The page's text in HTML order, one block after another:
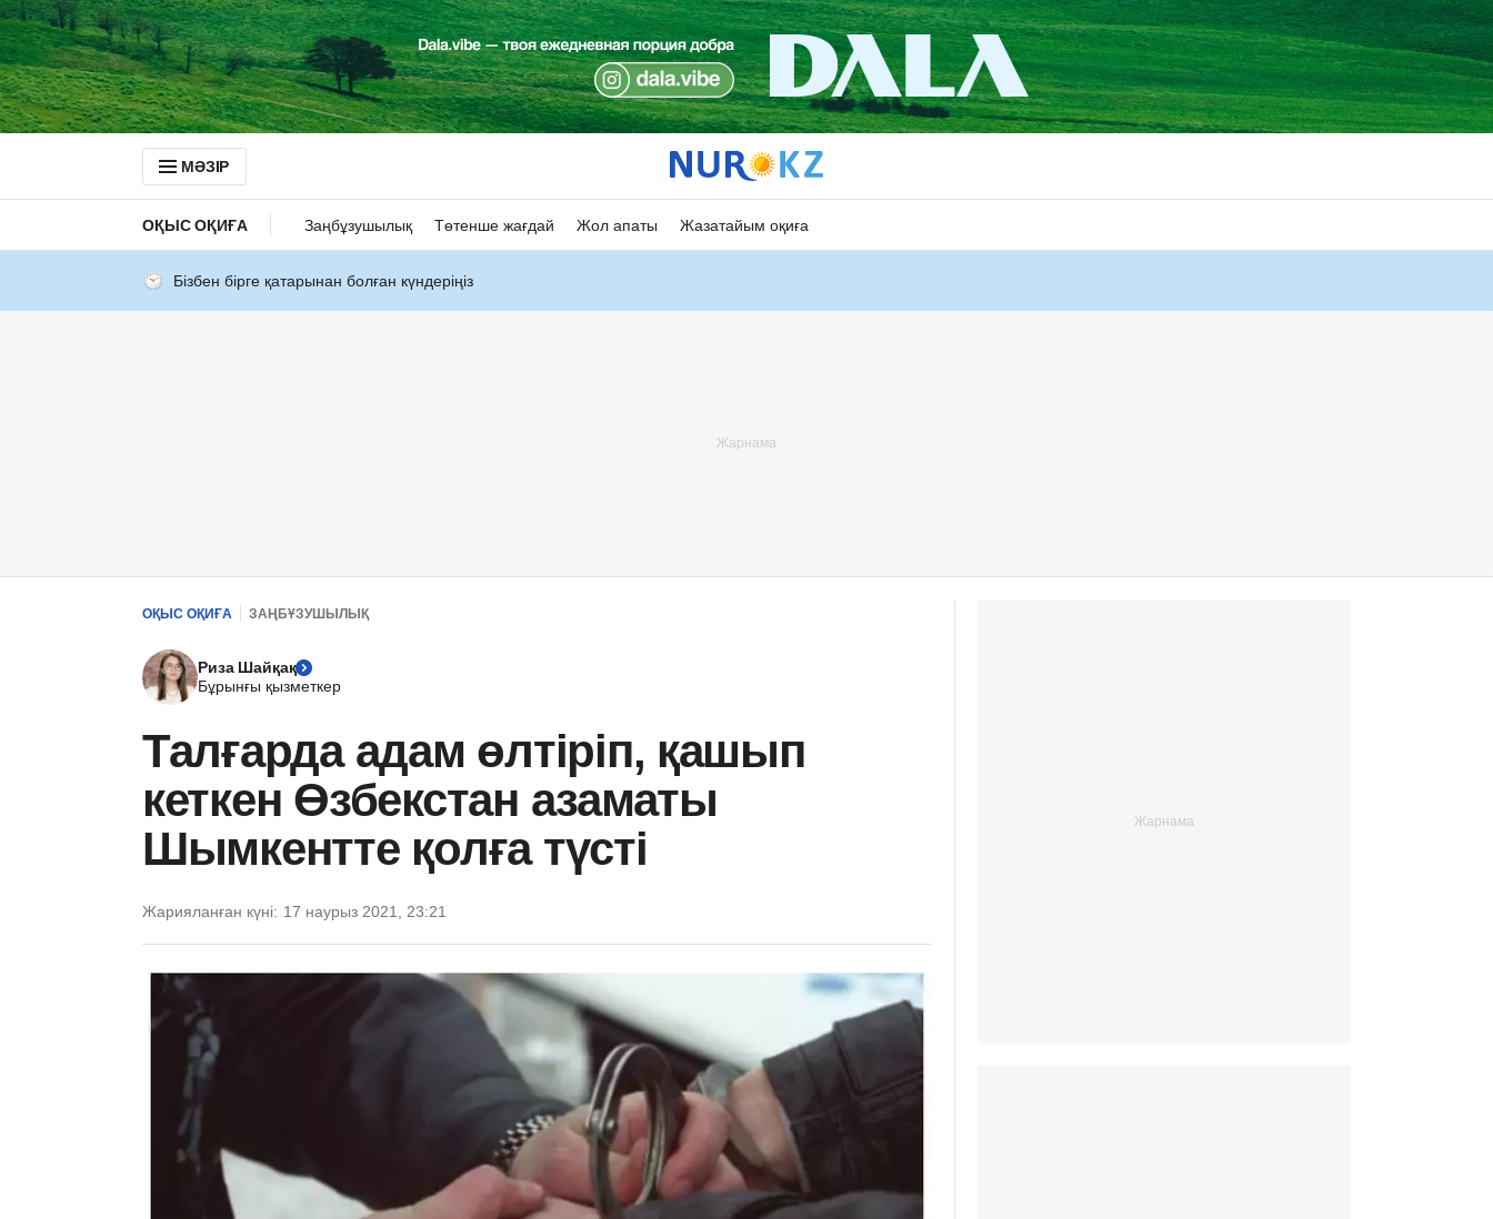
МӘЗІР
ОҚЫС ОҚИҒА Заңбұзушылық Төтенше жағдай Жол апаты Жазатайым оқиға
Бізбен бірге қатарынан болған күндеріңіз
ОҚЫС ОҚИҒА ЗАҢБҰЗУШЫЛЫҚ
Риза Шайқақ
Бұрынғы қызметкер
Талғарда адам өлтіріп, қашып
кеткен Өзбекстан азаматы
Шымкентте қолға түсті
Жарияланған күні: 17 наурыз 2021, 23:21